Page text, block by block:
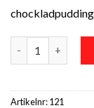
Artikelnr:121